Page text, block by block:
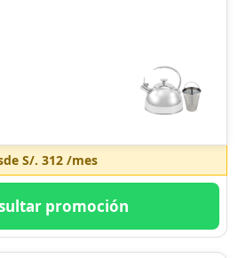
S/. 312/mes
promoción